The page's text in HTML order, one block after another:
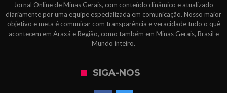
Jornal Online de Minas Gerais, com conteúdo dinâmico e atualizado
diariamente por uma equipe especializada em comunicação. Nosso maior
objetivo e meta é comunicar com transparência e veracidade tudo o quê
acontecem em Araxá e Região, como também em Minas Gerais, Brasil e
Mundo inteiro.
SIGA-NOS